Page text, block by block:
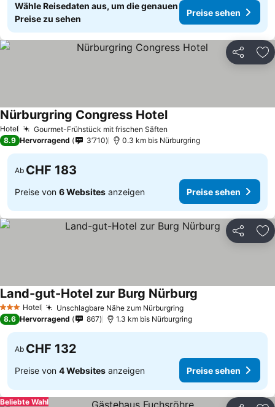
Wähle Reisedaten aus, um die genauen
Preise zu sehen
Preise sehen
Teilen
Hotel Gourmet-Frühstück mit frischen Säften
Nürburgring Congress Hotel
8.9 Hervorragend 3’710 0.3 km bis Nürburgring
Ab CHF 183
Preise von 6 Websites anzeigen Preise sehen
Teilen
3 SterneHotel Unschlagbare Nähe zum Nürburgring
Land-gut-Hotel zur Burg Nürburg
8.6 Hervorragend 867 1.3 km bis Nürburgring
Ab CHF 132
Preise von 4 Websites anzeigen Preise sehen
Beliebte Wahl